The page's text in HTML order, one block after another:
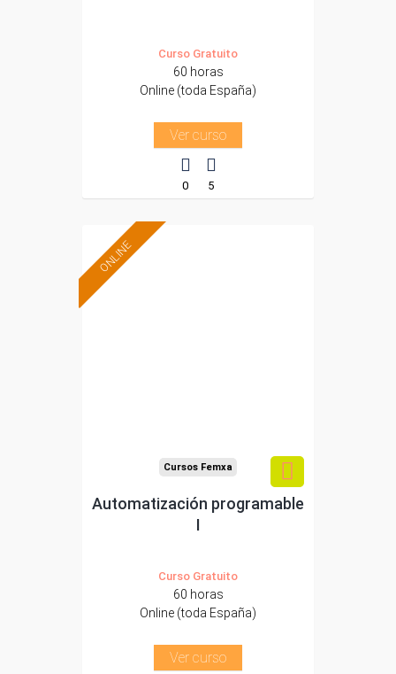
Curso Gratuito
60 horas
Online (toda España)
Ver curso
0 5
ONLINE
Cursos Femxa
Automatización programable
I
Curso Gratuito
60 horas
Online (toda España)
Ver curso